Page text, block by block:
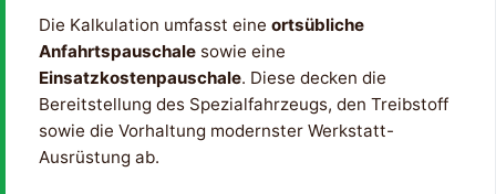
Die Kalkulation umfasst eine ortsübliche
Anfahrtspauschale sowie eine
Einsatzkostenpauschale. Diese decken die
Bereitstellung des Spezialfahrzeugs, den Treibstoff
sowie die Vorhaltung modernster Werkstatt-
Ausrüstung ab.